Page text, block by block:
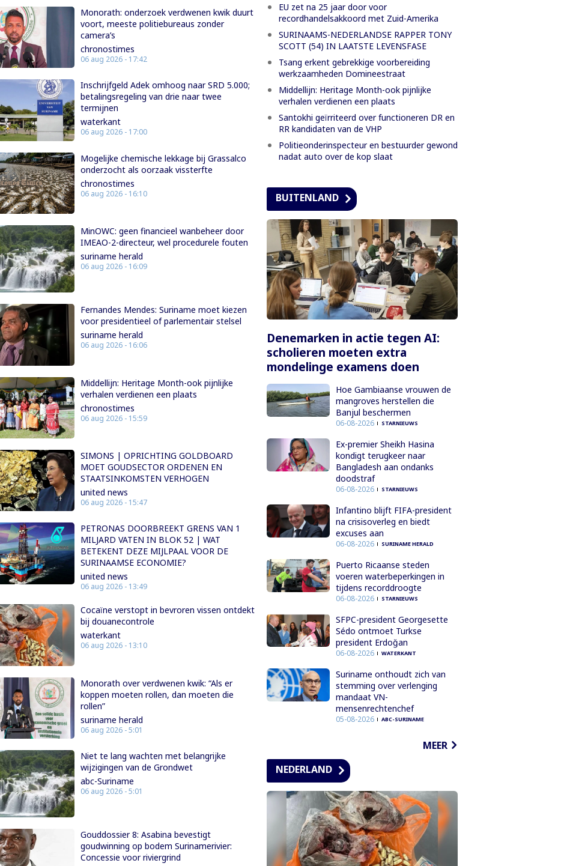
Monorath: onderzoek verdwenen kwik duurt
voort, meeste politiebureaus zonder
camera’s
chronostimes
06 aug 2026 - 17:42
Inschrijfgeld Adek omhoog naar SRD 5.000;
betalingsregeling van drie naar twee
termijnen
waterkant
06 aug 2026 - 17:00
Mogelijke chemische lekkage bij Grassalco
onderzocht als oorzaak vissterfte
chronostimes
06 aug 2026 - 16:10
MinOWC: geen financieel wanbeheer door
IMEAO-2-directeur, wel procedurele fouten
suriname herald
06 aug 2026 - 16:09
Fernandes Mendes: Suriname moet kiezen
voor presidentieel of parlementair stelsel
suriname herald
06 aug 2026 - 16:06
Middellijn: Heritage Month-ook pijnlijke
verhalen verdienen een plaats
chronostimes
06 aug 2026 - 15:59
SIMONS | OPRICHTING GOLDBOARD
MOET GOUDSECTOR ORDENEN EN
STAATSINKOMSTEN VERHOGEN
united news
06 aug 2026 - 15:47
PETRONAS DOORBREEKT GRENS VAN 1
MILJARD VATEN IN BLOK 52 | WAT
BETEKENT DEZE MIJLPAAL VOOR DE
SURINAAMSE ECONOMIE?
united news
06 aug 2026 - 13:49
Cocaïne verstopt in bevroren vissen ontdekt
bij douanecontrole
waterkant
06 aug 2026 - 13:10
Monorath over verdwenen kwik: “Als er
koppen moeten rollen, dan moeten die
rollen”
suriname herald
06 aug 2026 - 5:01
Niet te lang wachten met belangrijke
wijzigingen van de Grondwet
abc-Suriname
06 aug 2026 - 5:01
Gouddossier 8: Asabina bevestigt
goudwinning op bodem Surinamerivier:
Concessie voor riviergrind
EU zet na 25 jaar door voor
recordhandelsakkoord met Zuid-Amerika
SURINAAMS-NEDERLANDSE RAPPER TONY
SCOTT (54) IN LAATSTE LEVENSFASE
Tsang erkent gebrekkige voorbereiding
werkzaamheden Domineestraat
Middellijn: Heritage Month-ook pijnlijke
verhalen verdienen een plaats
Santokhi geïrriteerd over functioneren DR en
RR kandidaten van de VHP
Politieonderinspecteur en bestuurder gewond
nadat auto over de kop slaat
BUITENLAND
Denemarken in actie tegen AI:
scholieren moeten extra
mondelinge examens doen
Hoe Gambiaanse vrouwen de
mangroves herstellen die
Banjul beschermen
06-08-2026 STARNIEUWS
Ex-premier Sheikh Hasina
kondigt terugkeer naar
Bangladesh aan ondanks
doodstraf
06-08-2026 STARNIEUWS
Infantino blijft FIFA-president
na crisisoverleg en biedt
excuses aan
06-08-2026 SURINAME HERALD
Puerto Ricaanse steden
voeren waterbeperkingen in
tijdens recorddroogte
06-08-2026 STARNIEUWS
SFPC-president Georgesette
Sédo ontmoet Turkse
president Erdoğan
06-08-2026 WATERKANT
Suriname onthoudt zich van
stemming over verlenging
mandaat VN-
mensenrechtenchef
05-08-2026 ABC-SURINAME
MEER
NEDERLAND